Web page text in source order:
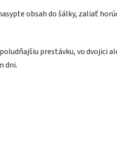
obsah do šálky, zaliať
prestávku, vo dvojici
dni.